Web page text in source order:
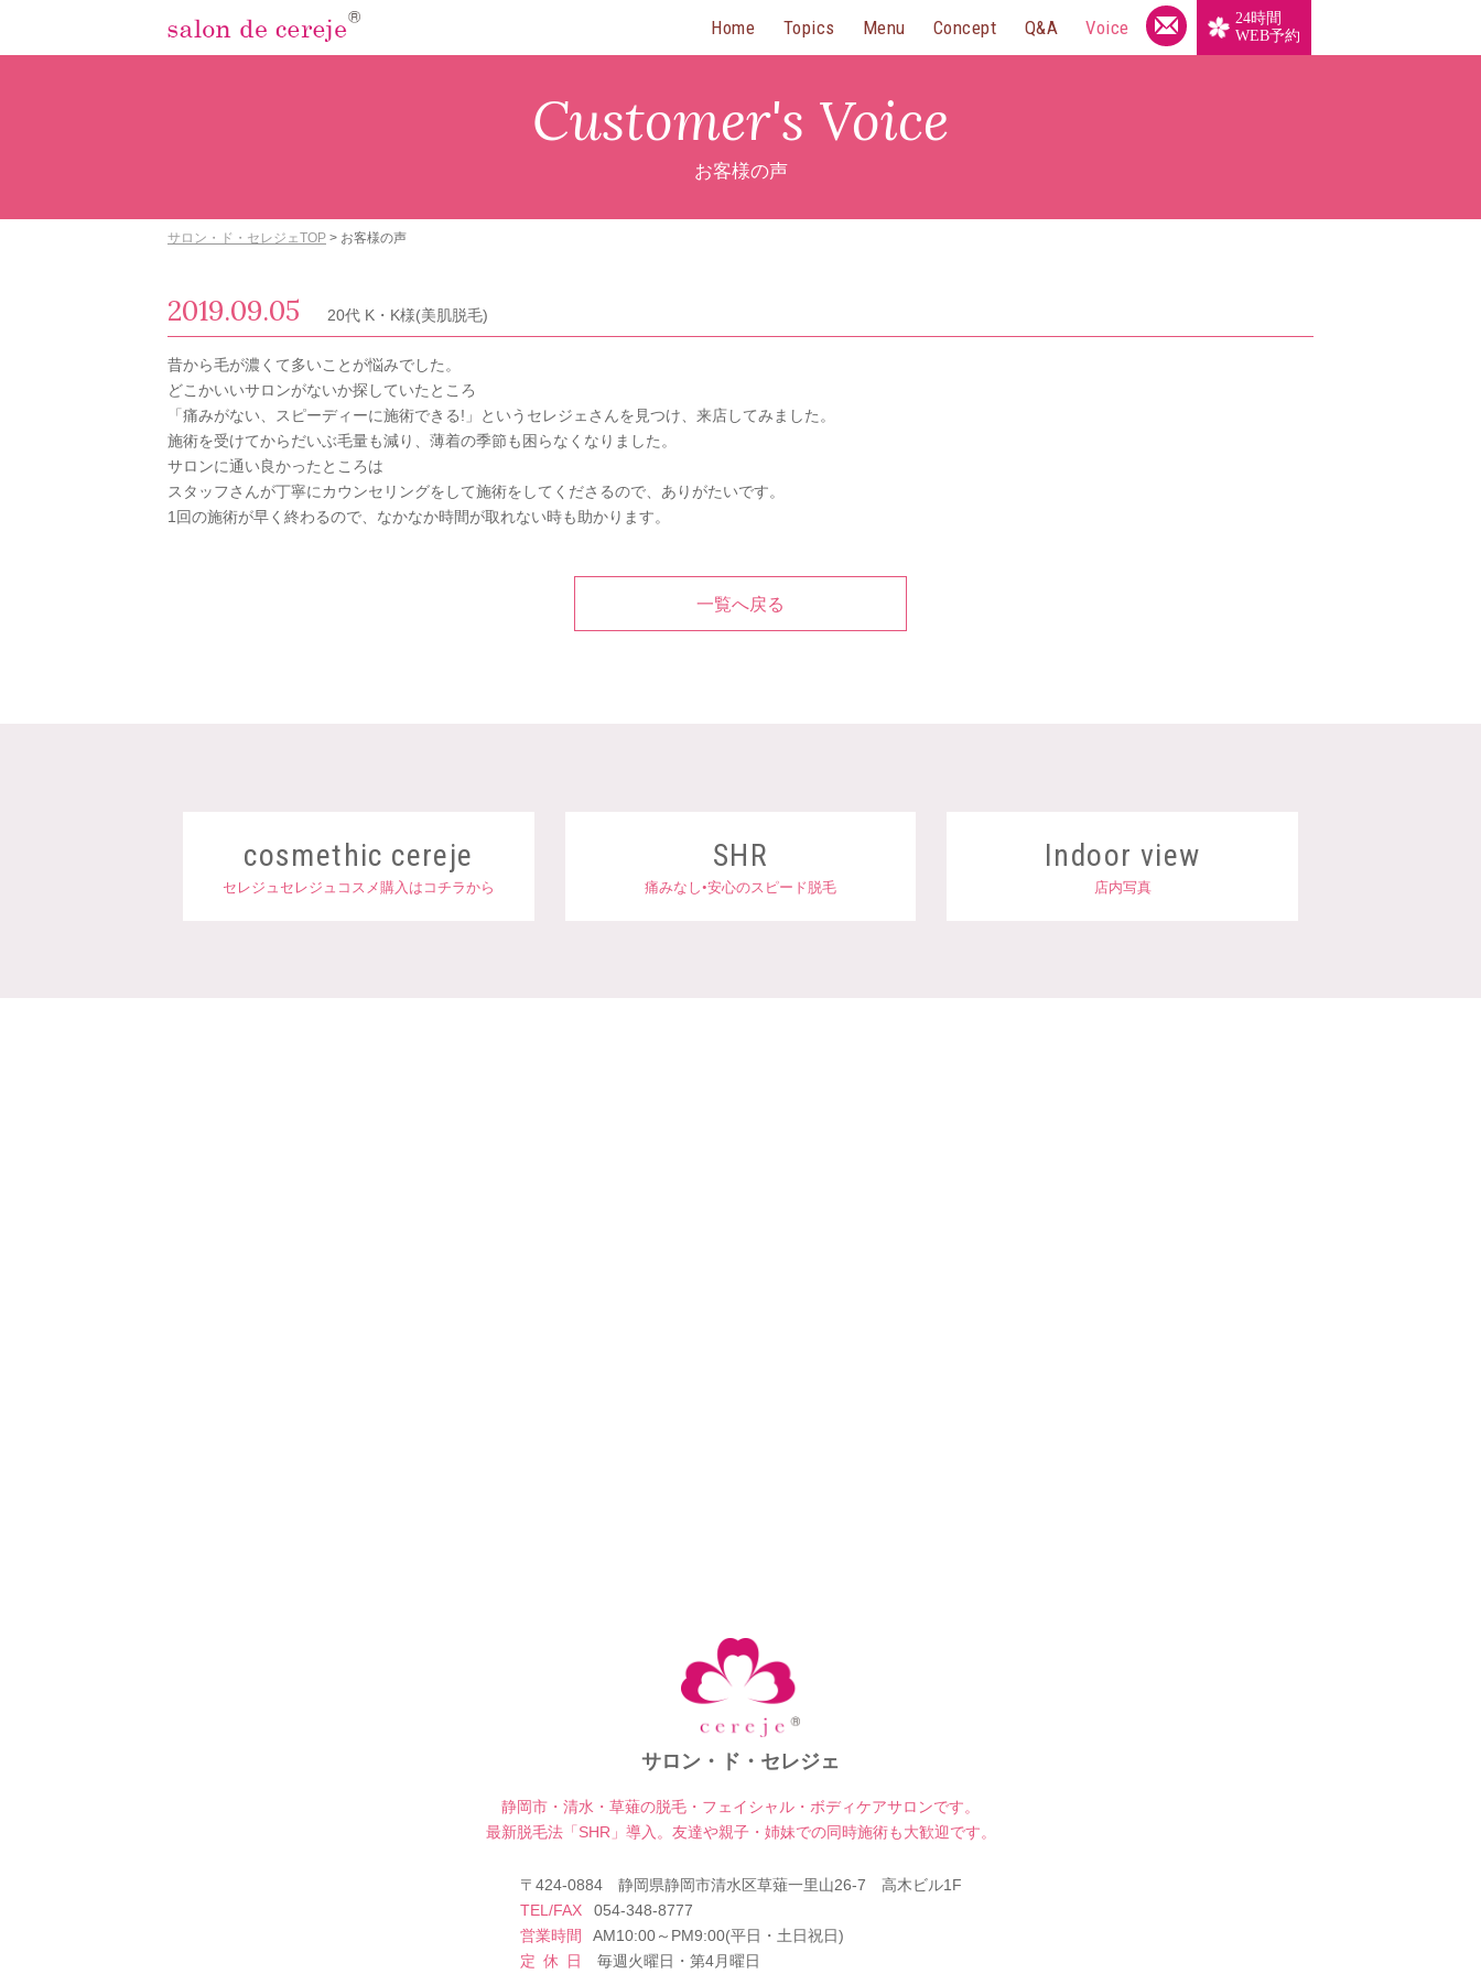
Home Topics Menu Concept Q&A Voice
24時間
WEB予約
Customer's Voice
お客様の声
サロン・ド・セレジェTOP > お客様の声
2019.09.05 20代 K・K様(美肌脱毛)
昔から毛が濃くて多いことが悩みでした。
どこかいいサロンがないか探していたところ
「痛みがない、スピーディーに施術できる!」というセレジェさんを見つけ、来店してみました。
施術を受けてからだいぶ毛量も減り、薄着の季節も困らなくなりました。
サロンに通い良かったところは
スタッフさんが丁寧にカウンセリングをして施術をしてくださるので、ありがたいです。
1回の施術が早く終わるので、なかなか時間が取れない時も助かります。
一覧へ戻る
cosmethic cereje
セレジュセレジュコスメ購入はコチラから
SHR
痛みなし•安心のスピード脱毛
Indoor view
店内写真
サロン・ド・セレジェ
静岡市・清水・草薙の脱毛・フェイシャル・ ボディケアサロンです。
最新脱毛法「SHR」導入。友達や親子・姉妹での同時施術も大歓迎です。
〒424-0884 静岡県静岡市清水区草薙一里山26-7 高木ビル1F
TEL/FAX
054-348-8777
営業時間
AM10:00～PM9:00(平日・土日祝日)
定休日
毎週火曜日・第4月曜日